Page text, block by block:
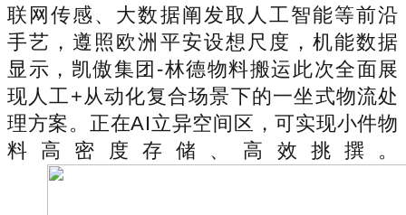
联网传感、大数据阐发取人工智能等前沿
手艺，遵照欧洲平安设想尺度，机能数据
显示，凯傲集团-林德物料搬运此次全面展
现人工+从动化复合场景下的一坐式物流处
理方案。正在AI立异空间区，可实现小件物
料高密度存储、高效挑撰。